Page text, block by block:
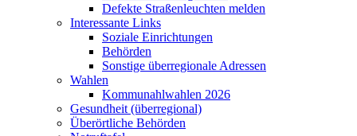
Defekte Straßenleuchten melden
Interessante Links
Soziale Einrichtungen
Behörden
Sonstige überregionale Adressen
Wahlen
Kommunahlwahlen 2026
Gesundheit (überregional)
Überörtliche Behörden